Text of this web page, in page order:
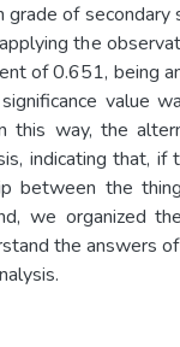
of secondary
the
of 0.651, being
value
this way, the
indicating that, if
between the
we organized
the answers